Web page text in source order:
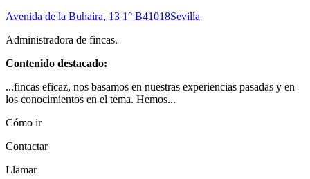
Avenida de la Buhaira, 13 1° B41018Sevilla
Administradora de fincas.
Contenido destacado:
...fincas eficaz, nos basamos en nuestras experiencias pasadas y en
los conocimientos en el tema. Hemos...
Cómo ir
Contactar
Llamar